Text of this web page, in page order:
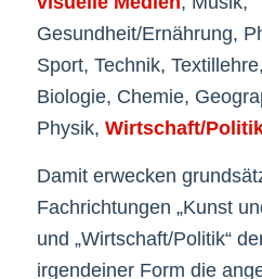
Gesundheit/Ernährung,
Sport, Technik,
Biologie, Chemie,
Physik, Wirtschaft/
Damit erwecken
Fachrichtungen „Kunst
und „Wirtschaft/Politik“
irgendeiner Form die